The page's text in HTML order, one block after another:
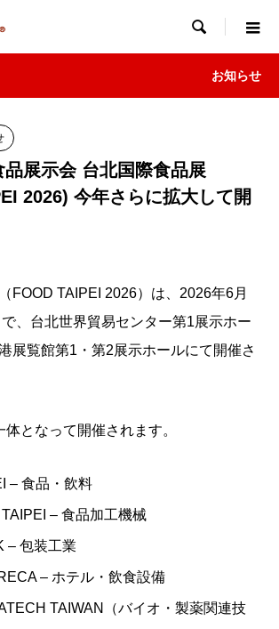

お知らせ
品展示会 台北国際食品展
2026) 今年さらに拡大して開
FOOD TAIPEI 2026）は、2026年6月
、台北世界貿易センター第1展示ホー
展覧館第1・第2展示ホールにて開催さ
となって開催されます。
– 食品・飲料
– 食品加工機械
– 包装工業
– ホテル・飲食設備
TAIWAN（バイオ・製薬関連技